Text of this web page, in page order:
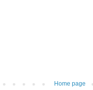
Home page